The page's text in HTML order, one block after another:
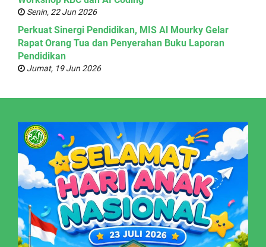
Senin, 22 Jun 2026
Perkuat Sinergi Pendidikan, MIS Al Mourky Gelar
Rapat Orang Tua dan Penyerahan Buku Laporan
Pendidikan
Jumat, 19 Jun 2026